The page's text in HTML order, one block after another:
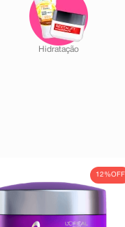
12%OFF